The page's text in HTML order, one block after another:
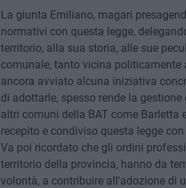
La giunta Emiliano, magari
normativi con questa legge,
territorio, alla sua storia, alle sue
comunale, tanto vicina politicamente
ancora avviato alcuna iniziativa
di adottarle, spesso rende la
altri comuni della BAT come Barletta
recepito e condiviso questa legge
Va poi ricordato che gli ordini
territorio della provincia, hanno da
volontà, a contribuire all'adozione di